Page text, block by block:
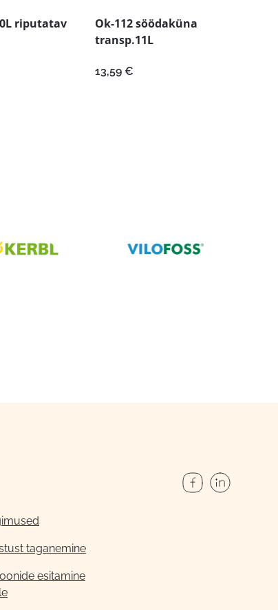
riputatav
Ok-112 söödaküna
transp.11L
13,59 €
taganemine
esitamine